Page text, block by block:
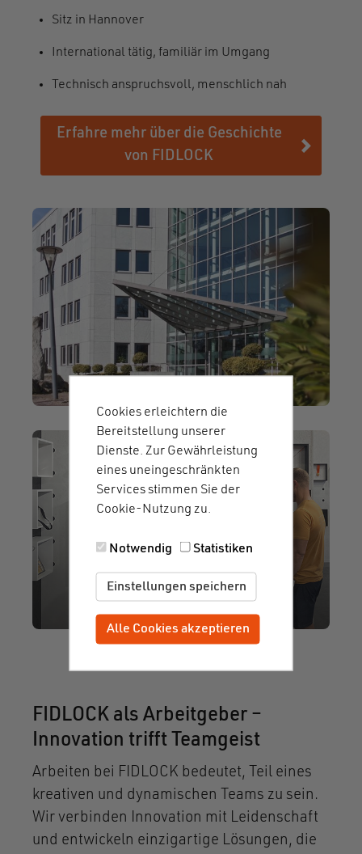
Sitz in Hannover
International tätig, familiär im Umgang
Technisch anspruchsvoll, menschlich nah
Erfahre mehr über die Geschichte
von FIDLOCK
FIDLOCK als Arbeitgeber –
Innovation trifft Teamgeist
Arbeiten bei FIDLOCK bedeutet, Teil eines
kreativen und dynamischen Teams zu sein.
Wir verbinden Innovation mit Leidenschaft
und entwickeln einzigartige Lösungen, die
Cookies erleichtern die
Bereitstellung unserer
Dienste. Zur Gewährleistung
eines uneingeschränkten
Services stimmen Sie der
Cookie-Nutzung zu.
Notwendig Statistiken
Einstellungen speichern
Alle Cookies akzeptieren
Zustimmung zurückziehen